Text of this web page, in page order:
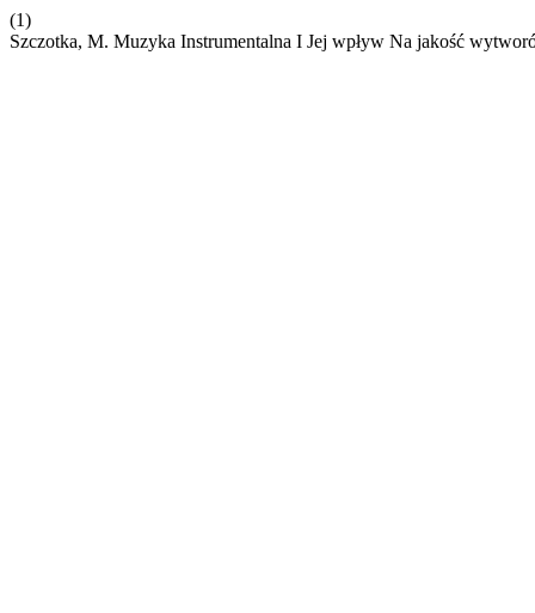
(1)
Szczotka, M. Muzyka Instrumentalna I Jej wpływ Na jakość